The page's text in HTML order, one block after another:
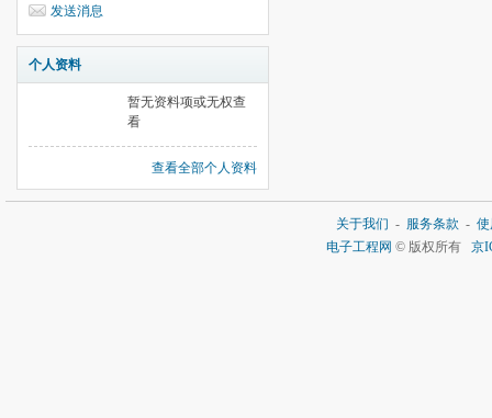
发送消息
个人资料
暂无资料项或无权查
看
查看全部个人资料
关于我们 - 服务条款 -
电子工程网 © 版权所有 京